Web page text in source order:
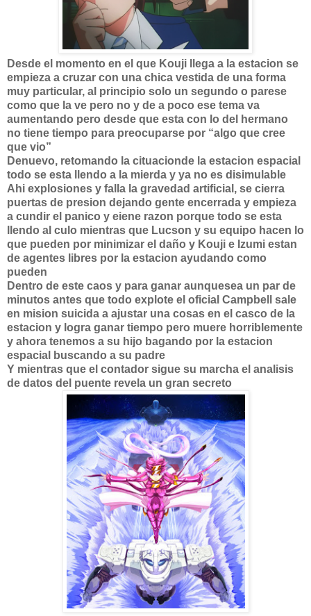
Desde el momento en el que Kouji llega a la estacion se
empieza a cruzar con una chica vestida de una forma
muy particular, al principio solo un segundo o parese
como que la ve pero no y de a poco ese tema va
aumentando pero desde que esta con lo del hermano
no tiene tiempo para preocuparse por “algo que cree
que vio”
Denuevo, retomando la cituacionde la estacion espacial
todo se esta llendo a la mierda y ya no es disimulable
Ahi explosiones y falla la gravedad artificial, se cierra
puertas de presion dejando gente encerrada y empieza
a cundir el panico y eiene razon porque todo se esta
llendo al culo mientras que Lucson y su equipo hacen lo
que pueden por minimizar el daño y Kouji e Izumi estan
de agentes libres por la estacion ayudando como
pueden
Dentro de este caos y para ganar aunquesea un par de
minutos antes que todo explote el oficial Campbell sale
en mision suicida a ajustar una cosas en el casco de la
estacion y logra ganar tiempo pero muere horriblemente
y ahora tenemos a su hijo bagando por la estacion
espacial buscando a su padre
Y mientras que el contador sigue su marcha el analisis
de datos del puente revela un gran secreto